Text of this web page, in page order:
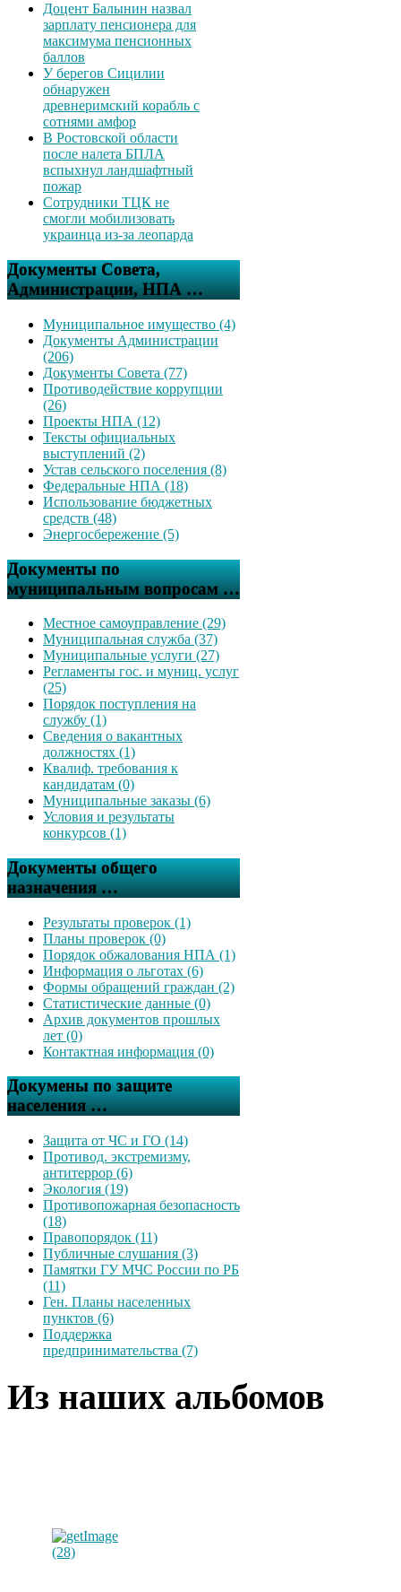
Доцент Балынин назвал
зарплату пенсионера для
максимума пенсионных
баллов
У берегов Сицилии
обнаружен
древнеримский корабль с
сотнями амфор
В Ростовской области
после налета БПЛА
вспыхнул ландшафтный
пожар
Сотрудники ТЦК не
смогли мобилизовать
украинца из-за леопарда
Документы Совета,
Администрации, НПА …
Муниципальное имущество (4)
Документы Администрации
(206)
Документы Совета (77)
Противодействие коррупции
(26)
Проекты НПА (12)
Тексты официальных
выступлений (2)
Устав сельского поселения (8)
Федеральные НПА (18)
Использование бюджетных
средств (48)
Энергосбережение (5)
Документы по
муниципальным вопросам …
Местное самоуправление (29)
Муниципальная служба (37)
Муниципальные услуги (27)
Регламенты гос. и муниц. услуг
(25)
Порядок поступления на
службу (1)
Сведения о вакантных
должностях (1)
Квалиф. требования к
кандидатам (0)
Муниципальные заказы (6)
Условия и результаты
конкурсов (1)
Документы общего
назначения …
Результаты проверок (1)
Планы проверок (0)
Порядок обжалования НПА (1)
Информация о льготах (6)
Формы обращений граждан (2)
Статистические данные (0)
Архив документов прошлых
лет (0)
Контактная информация (0)
Докумены по защите
населения …
Защита от ЧС и ГО (14)
Противод. экстремизму,
антитеррор (6)
Экология (19)
Противопожарная безопасность
(18)
Правопорядок (11)
Публичные слушания (3)
Памятки ГУ МЧС России по РБ
(11)
Ген. Планы населенных
пунктов (6)
Поддержка
предпринимательства (7)
Из наших альбомов